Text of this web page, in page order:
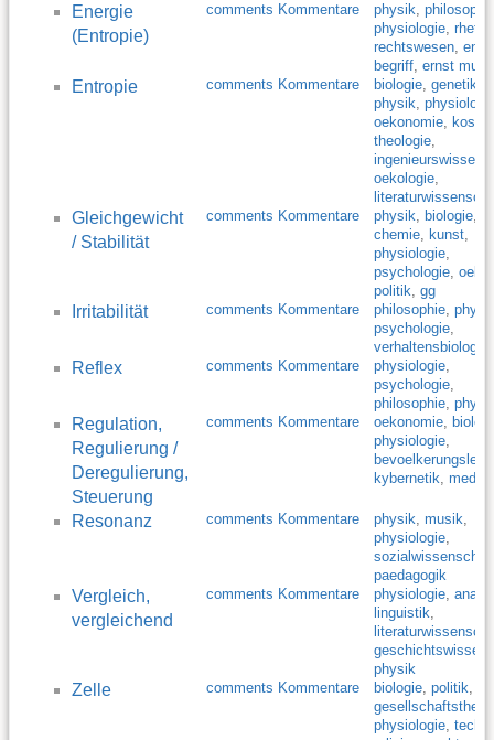
Energie
(Entropie)
comments Kommentare physik,
physiologie,
rechtswesen,
begriff, ernst
Entropie comments Kommentare biologie, genetik
physik,
oekonomie,
theologie,
oekologie,
Gleichgewicht
/ Stabilität
comments Kommentare physik, biologie,
chemie, kunst,
physiologie,
psychologie,
politik, gg
Irritabilität comments Kommentare philosophie,
psychologie,
verhaltensbiologie
Reflex comments Kommentare physiologie,
psychologie,
philosophie,
Regulation,
Regulierung /
Deregulierung,
Steuerung
comments Kommentare oekonomie,
physiologie,
kybernetik,
Resonanz comments Kommentare physik, musik,
physiologie,
paedagogik
Vergleich,
vergleichend
comments Kommentare physiologie,
linguistik,
physik
Zelle comments Kommentare biologie, politik,
physiologie,